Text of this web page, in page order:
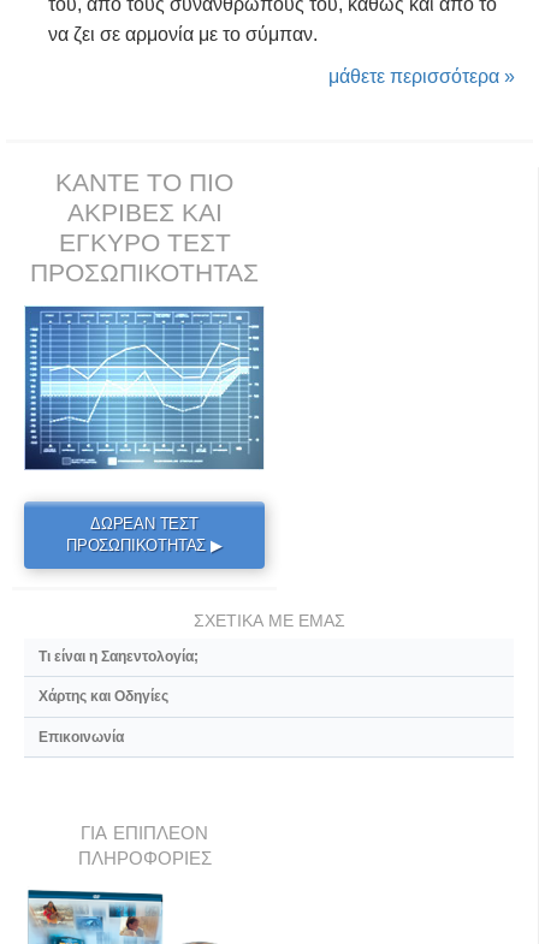
να ζει σε αρμονία με το σύμπαν.
μάθετε περισσότερα »
ΚΑΝΤΕ ΤΟ ΠΙΟ
ΑΚΡΙΒΕΣ ΚΑΙ
ΕΓΚΥΡΟ ΤΕΣΤ
ΠΡΟΣΩΠΙΚΟΤΗΤΑΣ
ΔΩΡΕΑΝ ΤΕΣΤ
ΠΡΟΣΩΠΙΚΟΤΗΤΑΣ ▶
ΣΧΕΤΙΚΑ ΜΕ ΕΜΑΣ
Τι είναι η Σαηεντολογία;
Χάρτης και Οδηγίες
Επικοινωνία
ΓΙΑ ΕΠΙΠΛΕΟΝ
ΠΛΗΡΟΦΟΡΙΕΣ